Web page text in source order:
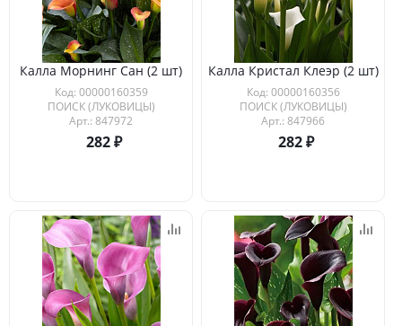
Калла Морнинг Сан (2 шт)
Код: 00000160359
ПОИСК (ЛУКОВИЦЫ)
Арт.: 847972
282
Калла Кристал Клеэр (2 шт)
Код: 00000160356
ПОИСК (ЛУКОВИЦЫ)
Арт.: 847966
282